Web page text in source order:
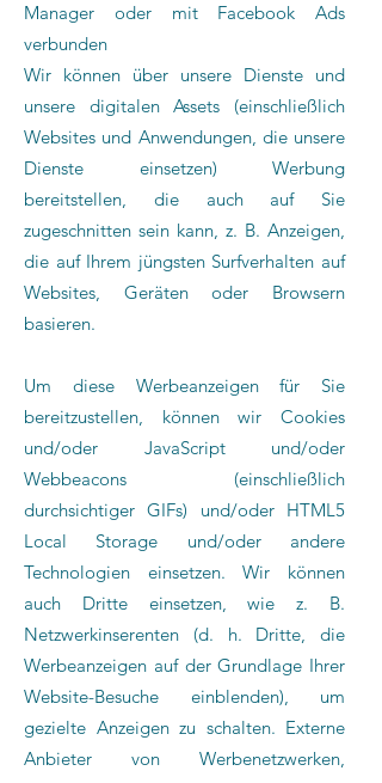
Manager oder mit Facebook Ads
verbunden
Wir können über unsere Dienste und
unsere digitalen Assets (einschließlich
Websites und Anwendungen, die unsere
Dienste einsetzen) Werbung
bereitstellen, die auch auf Sie
zugeschnitten sein kann, z. B. Anzeigen,
die auf Ihrem jüngsten Surfverhalten auf
Websites, Geräten oder Browsern
basieren.
Um diese Werbeanzeigen für Sie
bereitzustellen, können wir Cookies
und/oder JavaScript und/oder
Webbeacons (einschließlich
durchsichtiger GIFs) und/oder HTML5
Local Storage und/oder andere
Technologien einsetzen. Wir können
auch Dritte einsetzen, wie z. B.
Netzwerkinserenten (d. h. Dritte, die
Werbeanzeigen auf der Grundlage Ihrer
Website-Besuche einblenden), um
gezielte Anzeigen zu schalten. Externe
Anbieter von Werbenetzwerken,